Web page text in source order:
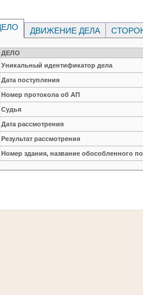
ДВИЖЕНИЕ ДЕЛА
ДЕЛО
Уникальный идентификатор дела
Дата поступления
Номер протокола об АП
Судья
Дата рассмотрения
Результат рассмотрения
Номер здания, название обособленного